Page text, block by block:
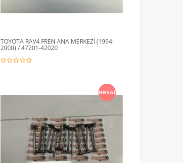
TOYOTA RAV4 FREN ANA MERKEZİ (1994-
2000) / 47201-42020
FIRSAT